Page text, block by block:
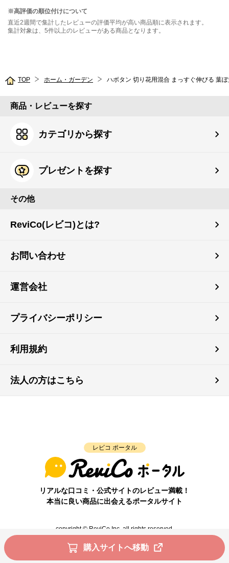
購入サイトへ移動
※高評価の順位付けについて
直近2週間で集計したレビューの評価平均が高い商品順に表示されます。
集計対象は、5件以上のレビューがある商品となります。
TOP ホーム・ガーデン ハボタン 切り花用混合 まっすぐ伸びる 葉
商品・レビューを探す
カテゴリから探す
プレゼントを探す
その他
ReviCo(レビコ)とは?
お問い合わせ
運営会社
プライバシーポリシー
利用規約
法人の方はこちら
レビコ ポータル
リアルな口コミ・公式サイトのレビュー満載！
本当に良い商品に出会えるポータルサイト
copyright © ReviCo Inc. all rights reserved.